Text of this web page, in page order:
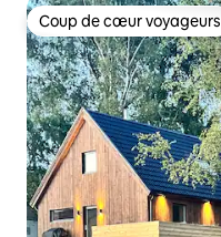
Coup de cœur voyageurs
Coup de cœur voyageurs